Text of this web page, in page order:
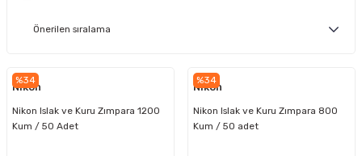
%34
Nikon
Nikon Islak ve Kuru Zımpara 1200
Kum / 50 Adet
%34
Nikon
Nikon Islak ve Kuru Zımpara 800
Kum / 50 adet